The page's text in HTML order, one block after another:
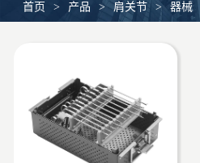
首页 > 产品 > 肩关节 > 器械